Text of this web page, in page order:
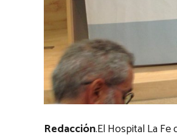
Redacción.El Hospital La